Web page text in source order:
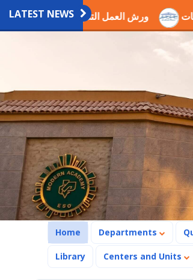
LATEST NEWS والروبوتات ورش العمل التدريبية
Home (current)
Departments
Library Centers and Units